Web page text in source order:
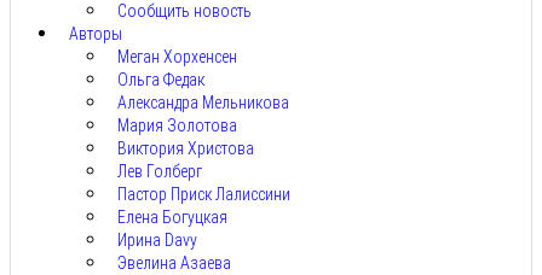
Сообщить новость
Авторы
Меган Хорхенсен
Ольга Федак
Александра Мельникова
Мария Золотова
Виктория Христова
Лев Голберг
Пастор Приск Лалиссини
Елена Богуцкая
Ирина Davy
Эвелина Азаева